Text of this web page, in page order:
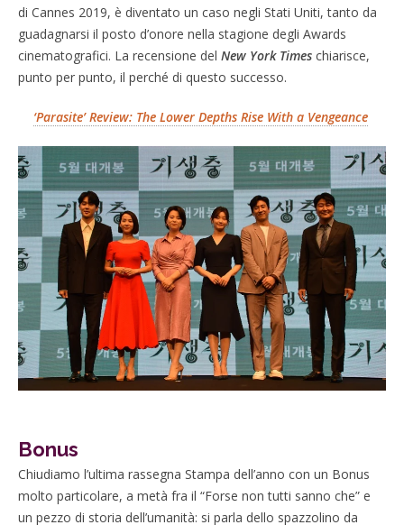
di Cannes 2019, è diventato un caso negli Stati Uniti, tanto da
guadagnarsi il posto d’onore nella stagione degli Awards
cinematografici. La recensione del New York Times chiarisce,
punto per punto, il perché di questo successo.
‘Parasite’ Review: The Lower Depths Rise With a Vengeance
Bonus
Chiudiamo l’ultima rassegna Stampa dell’anno con un Bonus
molto particolare, a metà fra il “Forse non tutti sanno che” e
un pezzo di storia dell’umanità: si parla dello spazzolino da